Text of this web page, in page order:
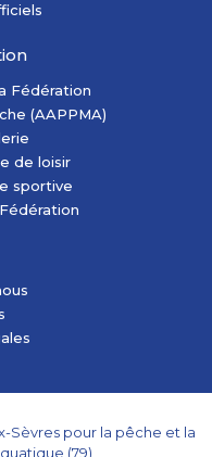
Fédération
(AAPPMA)
de loisir
sportive
Sèvres pour la pêche et la
(79)